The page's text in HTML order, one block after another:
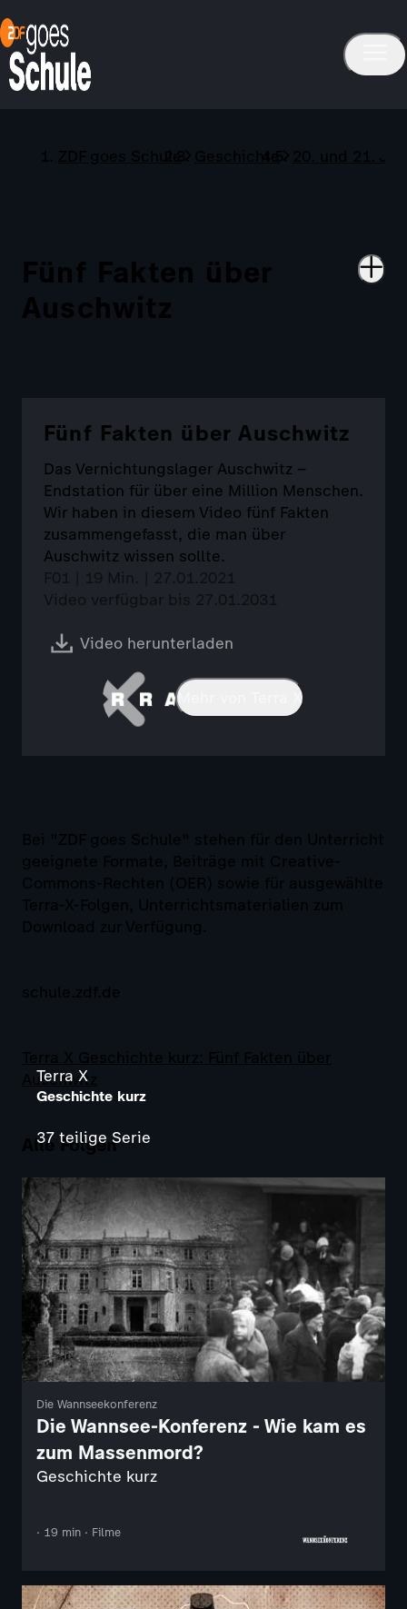
ZDF goes Schule Geschichte 20. und 21.
Fünf Fakten über
Auschwitz
Fünf Fakten über Auschwitz
Das Vernichtungslager Auschwitz –
Endstation für über eine Million Menschen.
Wir haben in diesem Video fünf Fakten
zusammengefasst, die man über
Auschwitz wissen sollte.
F01 | 19 Min. | 27.01.2021
Video verfügbar bis 27.01.2031
Video herunterladen
Mehr von Terra X
Bei "ZDF goes Schule" stehen für den Unterricht
geeignete Formate, Beiträge mit Creative-
Commons-Rechten (OER) sowie für ausgewählte
Terra-X-Folgen, Unterrichtsmaterialien zum
Download zur Verfügung.
schule.zdf.de
Terra X Geschichte kurz: Fünf Fakten über
Auschwitz
Alle Folgen
Terra X
Geschichte kurz
37 teilige Serie
Die Wannseekonferenz
Die Wannsee-Konferenz - Wie kam es
zum Massenmord?
Geschichte kurz
· 19 min · Filme